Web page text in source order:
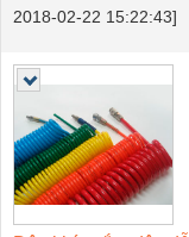
2018-02-22 15:22:43]